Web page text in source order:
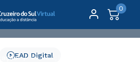
0
Recreação e Lazer
EAD Digital